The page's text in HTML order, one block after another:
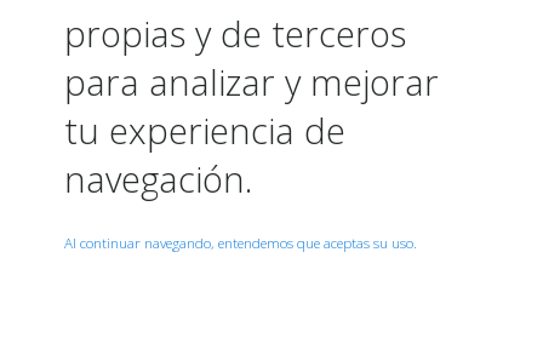
propias y de terceros
para analizar y mejorar
tu experiencia de
navegación.
Al continuar navegando, entendemos que aceptas su uso.